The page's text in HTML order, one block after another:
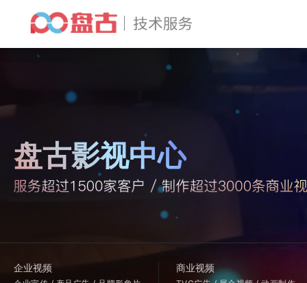
盘古影视中心
企业视频 商业视频